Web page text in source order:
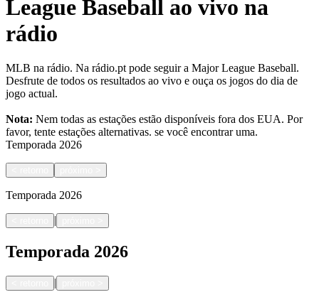
League Baseball ao vivo na
rádio
MLB na rádio. Na rádio.pt pode seguir a Major League Baseball.
Desfrute de todos os resultados ao vivo e ouça os jogos do dia de
jogo actual.
Nota: Nem todas as estações estão disponíveis fora dos EUA. Por
favor, tente estações alternativas. se você encontrar uma.
Temporada 2026
Temporada 2026
|
Temporada 2026
|